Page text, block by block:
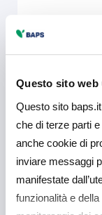
Questo sito
Questo sito
che di terze parti
anche cookie di
inviare messaggi
manifestate
funzionalità e
31 Marzo
BAPR
ed i